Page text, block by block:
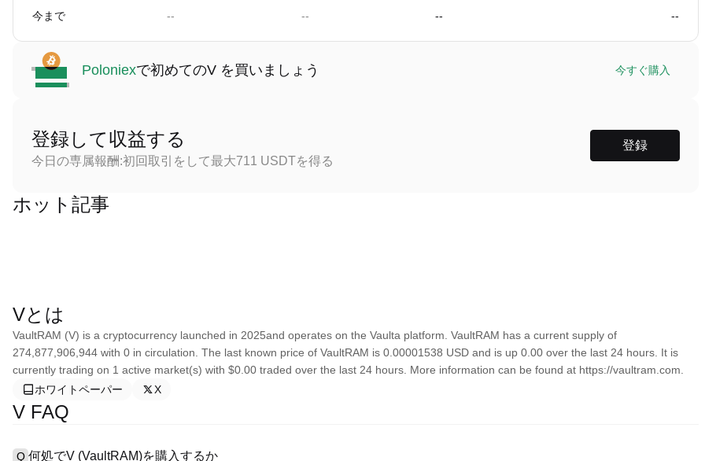
今まで -- -- -- --
Poloniexで初めてのV を買いましょう 今すぐ購入
登録して収益する
今日の専属報酬:初回取引をして最大711 USDTを得る
登録
ホット記事
Vとは
VaultRAM (V) is a cryptocurrency launched in 2025and operates on the Vaulta platform. VaultRAM has a current supply of
274,877,906,944 with 0 in circulation. The last known price of VaultRAM is 0.00001538 USD and is up 0.00 over the last 24 hours. It is
currently trading on 1 active market(s) with $0.00 traded over the last 24 hours. More information can be found at https://vaultram.com.
ホワイトペーパー
X
V FAQ
Q 何処でV (VaultRAM)を購入するか